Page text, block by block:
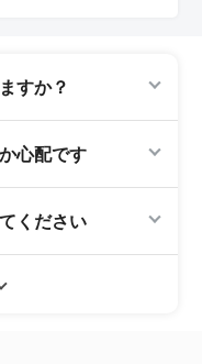
すか？
の方からは費用は
心配です
代・70代以上の
年齢に気負いせず
い。
ください
きます。その後希